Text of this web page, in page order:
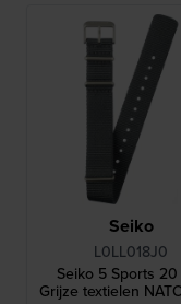
Seiko
L0LL018J0
Seiko 5 Sports 20
Grijze textielen